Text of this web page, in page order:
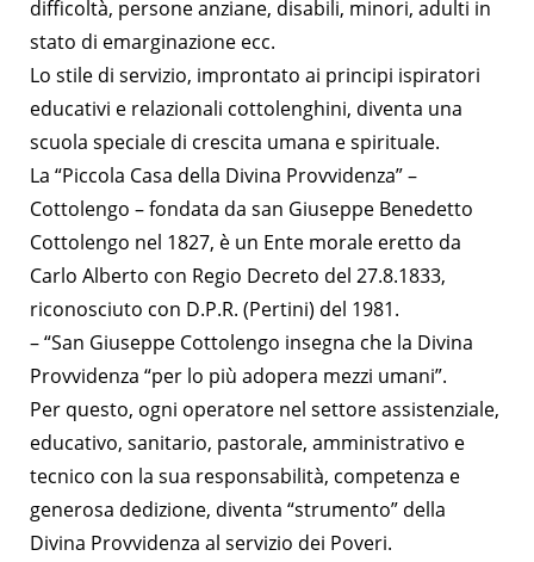
difficoltà, persone anziane, disabili, minori, adulti in
stato di emarginazione ecc.
Lo stile di servizio, improntato ai principi ispiratori
educativi e relazionali cottolenghini, diventa una
scuola speciale di crescita umana e spirituale.
La “Piccola Casa della Divina Provvidenza”–
Cottolengo – fondata da san Giuseppe Benedetto
Cottolengo nel 1827, è un Ente morale eretto da
Carlo Alberto con Regio Decreto del 27.8.1833,
riconosciuto con D.P.R. (Pertini) del 1981.
– “San Giuseppe Cottolengo insegna che la Divina
Provvidenza “per lo più adopera mezzi umani”.
Per questo, ogni operatore nel settore assistenziale,
educativo, sanitario, pastorale, amministrativo e
tecnico con la sua responsabilità, competenza e
generosa dedizione, diventa “strumento” della
Divina Provvidenza al servizio dei Poveri.